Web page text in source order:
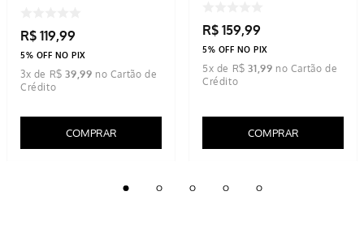
R$ 119,99
5% OFF NO PIX
3x de R$ 39,99
COMPRAR
R$ 159,99
5% OFF NO PIX
5x de R$ 31,99
COMPRAR